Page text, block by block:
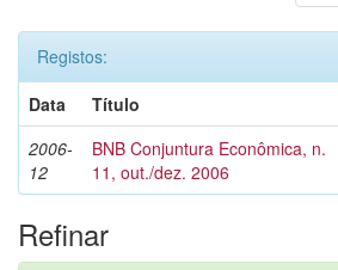
Registos:
Data
Título
2006-
12
BNB Conjuntura Econômica, n.
11, out./dez. 2006
Refinar